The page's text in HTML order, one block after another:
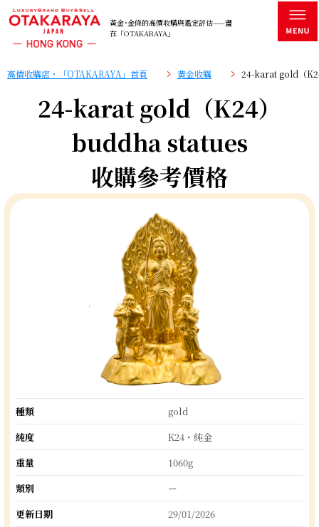
黃金･金條的高價收購與鑑定評估——盡
在「OTAKARAYA」
高價收購店・「OTAKARAYA」首頁 黄金收購 24-karat gold（
24-karat gold（K24）
buddha statues
收購參考價格
種類
gold
純度
K24・純金
重量
1060g
類別
ー
更新日期
29/01/2026